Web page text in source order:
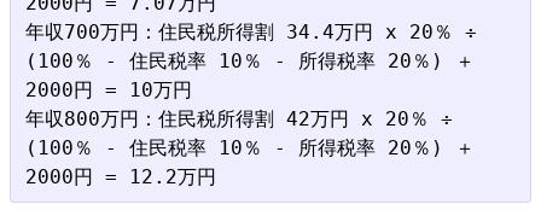
年収700万円：住民税所得割 34.4万円 x 20％ ÷
(100％ - 住民税率 10％ - 所得税率 20％) ＋
2000円 = 10万円
年収800万円：住民税所得割 42万円 x 20％ ÷
(100％ - 住民税率 10％ - 所得税率 20％) ＋